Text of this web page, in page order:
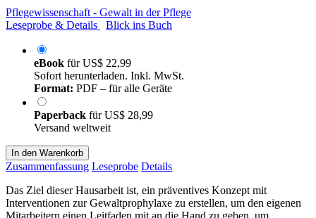
Pflegewissenschaft - Gewalt in der Pflege
Leseprobe & Details
Blick ins Buch
eBook fürUS$ 22,99
Sofort herunterladen. Inkl. MwSt.
Format: PDF – für alle Geräte
Paperback fürUS$ 28,99
Versand weltweit
In den Warenkorb
Zusammenfassung Leseprobe Details
Das Ziel dieser Hausarbeit ist, ein präventives Konzept mit
Interventionen zur Gewaltprophylaxe zu erstellen, um den eigenen
Mitarbeitern einen Leitfaden mit an die Hand zu geben, um